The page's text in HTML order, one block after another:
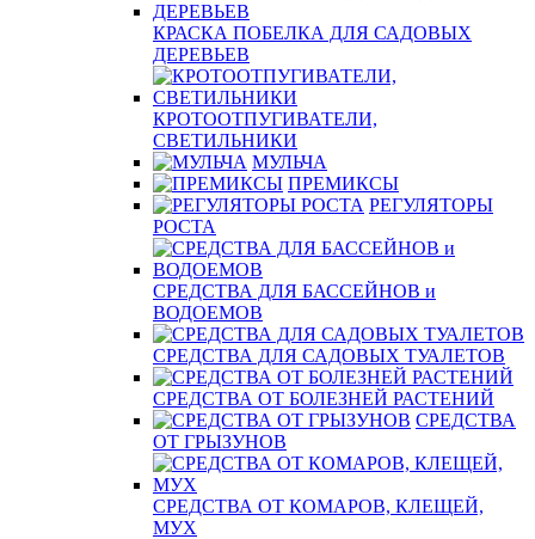
КРАСКА ПОБЕЛКА ДЛЯ САДОВЫХ
ДЕРЕВЬЕВ
КРОТООТПУГИВАТЕЛИ,
СВЕТИЛЬНИКИ
МУЛЬЧА
ПРЕМИКСЫ
РЕГУЛЯТОРЫ
РОСТА
СРЕДСТВА ДЛЯ БАССЕЙНОВ и
ВОДОЕМОВ
СРЕДСТВА ДЛЯ САДОВЫХ ТУАЛЕТОВ
СРЕДСТВА ОТ БОЛЕЗНЕЙ РАСТЕНИЙ
СРЕДСТВА
ОТ ГРЫЗУНОВ
СРЕДСТВА ОТ КОМАРОВ, КЛЕЩЕЙ,
МУХ